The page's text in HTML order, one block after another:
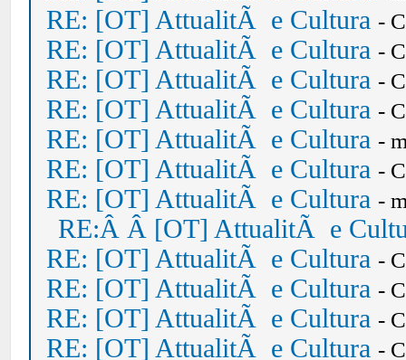
RE: [OT] AttualitÃ e Cultura -
RE: [OT] AttualitÃ e Cultura -
RE: [OT] AttualitÃ e Cultura -
RE: [OT] AttualitÃ e Cultura -
RE: [OT] AttualitÃ e Cultura -
RE: [OT] AttualitÃ e Cultura -
RE: [OT] AttualitÃ e Cultura -
RE:Â Â [OT] AttualitÃ e
RE: [OT] AttualitÃ e Cultura -
RE: [OT] AttualitÃ e Cultura -
RE: [OT] AttualitÃ e Cultura -
RE: [OT] AttualitÃ e Cultura -